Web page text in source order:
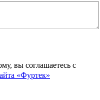
вы соглашаетесь с
«Фуртек»